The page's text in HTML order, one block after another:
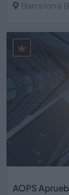
Barcelona
AOPS